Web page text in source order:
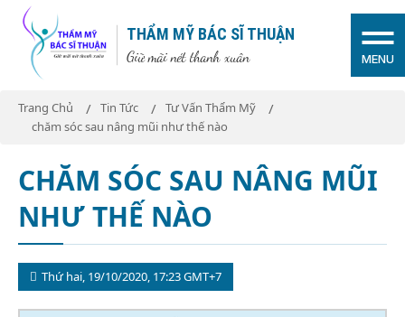
THẨM MỸ BÁC SĨ THUẬN
Giữ mãi nét thanh xuân MENU
Trang Chủ Tin Tức
Tư Vấn Thẩm Mỹ
chăm sóc sau nâng mũi như thế nào
CHĂM SÓC SAU NÂNG MŨI
NHƯ THẾ NÀO
Thứ hai, 19/10/2020, 17:23 GMT+7